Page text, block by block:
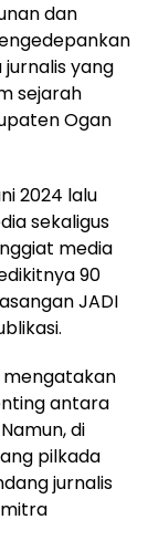
dan
yang
sejarah
Ogan
2024 lalu
sekaligus
media
90
JADI
mengatakan
antara
di
pilkada
jurnalis